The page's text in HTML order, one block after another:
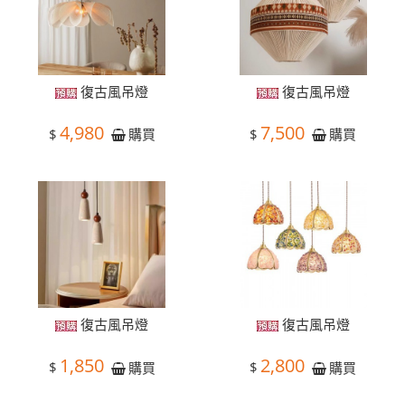
復古風吊燈
$ 4,980 購買
復古風吊燈
$ 7,500 購買
復古風吊燈
$ 1,850 購買
復古風吊燈
$ 2,800 購買